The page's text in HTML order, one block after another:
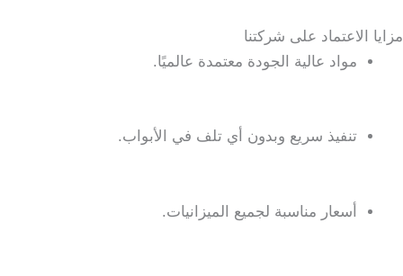
مزايا الاعتماد على شركتنا
مواد عالية الجودة معتمدة عالميًا.
تنفيذ سريع وبدون أي تلف في الأبواب.
أسعار مناسبة لجميع الميزانيات.